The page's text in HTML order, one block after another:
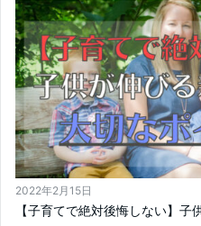
2022年2月15日
【子育てで絶対後悔しない】